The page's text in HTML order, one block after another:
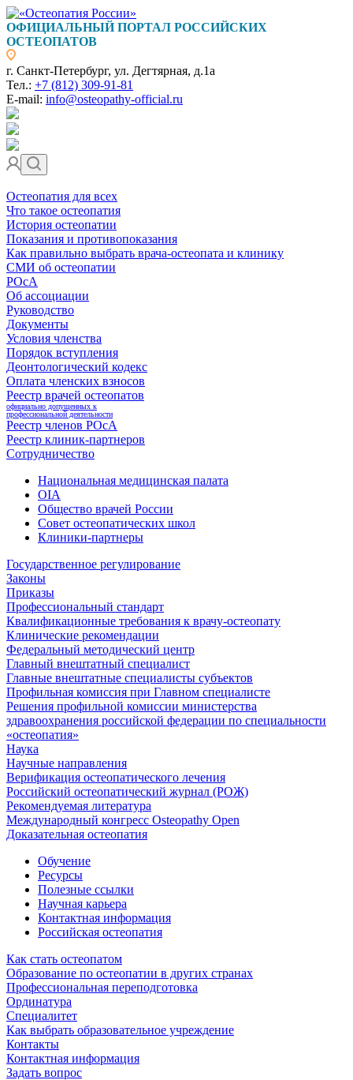
ОФИЦИАЛЬНЫЙ ПОРТАЛ РОССИЙСКИХ
ОСТЕОПАТОВ
г. Санкт-Петербург, ул. Дегтярная, д.1а
Тел.: +7 (812) 309-91-81
E-mail: info@osteopathy-official.ru
Остеопатия для всех
Что такое остеопатия
История остеопатии
Показания и противопоказания
Как правильно выбрать врача-остеопата и клинику
СМИ об остеопатии
РОсА
Об ассоциации
Руководство
Документы
Условия членства
Порядок вступления
Деонтологический кодекс
Оплата членских взносов
Реестр врачей остеопатов
официально допущенных к
профессиональной деятельности
Реестр членов РОсА
Реестр клиник-партнеров
Сотрудничество
Национальная медицинская палата
OIA
Общество врачей России
Совет остеопатических школ
Клиники-партнеры
Государственное регулирование
Законы
Приказы
Профессиональный стандарт
Квалификационные требования к врачу-остеопату
Клинические рекомендации
Федеральный методический центр
Главный внештатный специалист
Главные внештатные специалисты субъектов
Профильная комиссия при Главном специалисте
Решения профильной комиссии министерства
здравоохранения российской федерации по специальности
«остеопатия»
Наука
Научные направления
Верификация остеопатического лечения
Российский остеопатический журнал (РОЖ)
Рекомендуемая литература
Международный конгресс Osteopathy Open
Доказательная остеопатия
Обучение
Ресурсы
Полезные ссылки
Научная карьера
Контактная информация
Российская остеопатия
Как стать остеопатом
Образование по остеопатии в других странах
Профессиональная переподготовка
Ординатура
Специалитет
Как выбрать образовательное учреждение
Контакты
Контактная информация
Задать вопрос